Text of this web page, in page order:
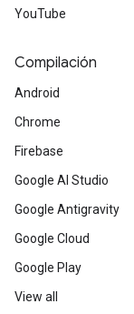
YouTube
Compilación
Android
Chrome
Firebase
Google AI Studio
Google Antigravity
Google Cloud
Google Play
View all